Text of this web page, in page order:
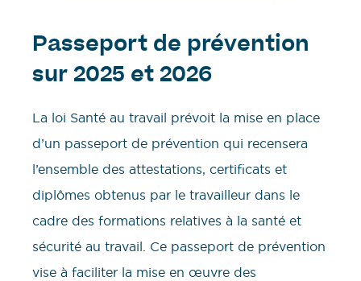
Passeport de prévention
sur 2025 et 2026
La loi Santé au travail prévoit la mise en place
d’un passeport de prévention qui recensera
l’ensemble des attestations, certificats et
diplômes obtenus par le travailleur dans le
cadre des formations relatives à la santé et
sécurité au travail. Ce passeport de prévention
vise à faciliter la mise en œuvre des